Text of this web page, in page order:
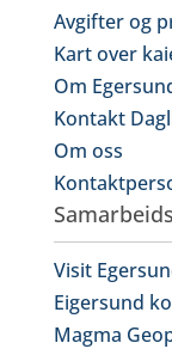
Avgifter og
Kart over
Om
Kontakt
Om oss
Visit
Eigersund
Magma